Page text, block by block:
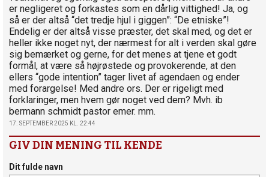
er negligeret og forkastes som en dårlig vittighed! Ja, og
så er der altså “det tredje hjul i giggen”: “De etniske”!
Endelig er der altså visse præster, det skal med, og det er
heller ikke noget nyt, der nærmest for alt i verden skal gøre
sig bemærket og gerne, for det menes at tjene et godt
formål, at være så højrøstede og provokerende, at den
ellers “gode intention” tager livet af agendaen og ender
med forargelse! Med andre ors. Der er rigeligt med
forklaringer, men hvem gør noget ved dem? Mvh. ib
bermann schmidt pastor emer. mm.
17. SEPTEMBER 2025 KL. 22:44
GIV DIN MENING TIL KENDE
Dit fulde navn